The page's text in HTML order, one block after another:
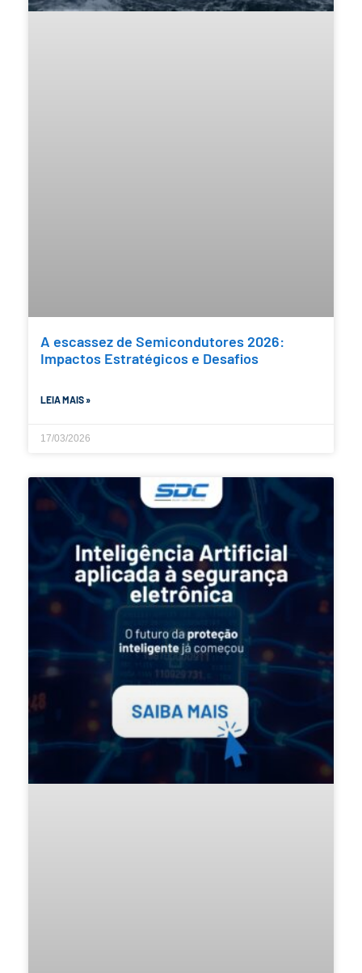
A escassez de Semicondutores 2026:
Impactos Estratégicos e Desafios
LEIA MAIS »
17/03/2026